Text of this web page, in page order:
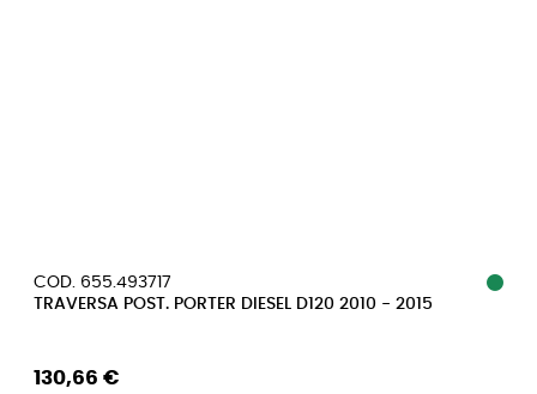
COD. 655.493717
TRAVERSA POST. PORTER DIESEL D120 2010 - 2015
130,66 €